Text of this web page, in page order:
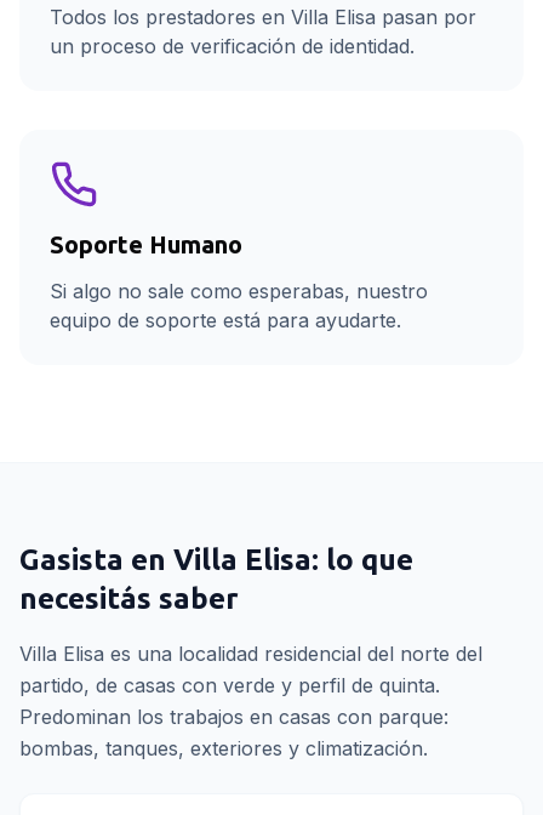
Todos los prestadores en Villa Elisa pasan por
un proceso de verificación de identidad.
Soporte Humano
Si algo no sale como esperabas, nuestro
equipo de soporte está para ayudarte.
Gasista en Villa Elisa: lo que
necesitás saber
Villa Elisa es una localidad residencial del norte del
partido, de casas con verde y perfil de quinta.
Predominan los trabajos en casas con parque:
bombas, tanques, exteriores y climatización.